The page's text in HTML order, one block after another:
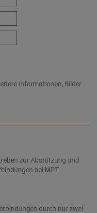
Informationen, Bilder
zur Abstützung und
bei MPT-
durch nur zwei